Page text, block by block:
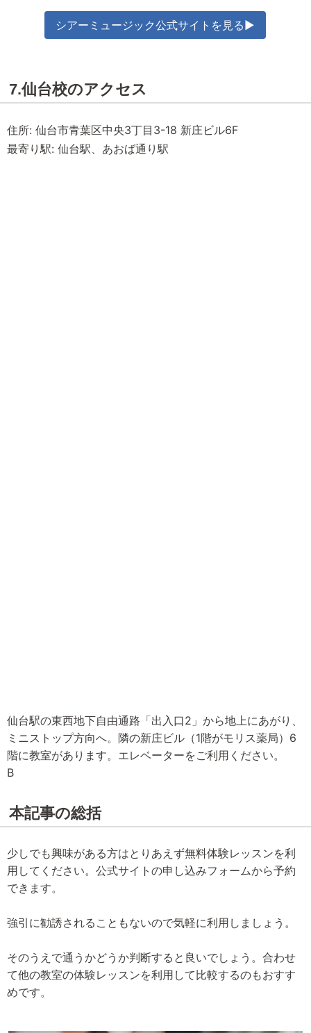
シアーミュージック公式サイトを見る▶
7.仙台校のアクセス
住所: 仙台市青葉区中央3丁目3-18 新庄ビル6F
最寄り駅: 仙台駅、あおば通り駅
仙台駅の東西地下自由通路「出入口2」から地上にあがり、
ミニストップ方向へ。隣の新庄ビル（1階がモリス薬局）6
階に教室があります。エレベーターをご利用ください。
B
本記事の総括
少しでも興味がある方はとりあえず無料体験レッスンを利
用してください。公式サイトの申し込みフォームから予約
できます。
強引に勧誘されることもないので気軽に利用しましょう。
そのうえで通うかどうか判断すると良いでしょう。合わせ
て他の教室の体験レッスンを利用して比較するのもおすす
めです。